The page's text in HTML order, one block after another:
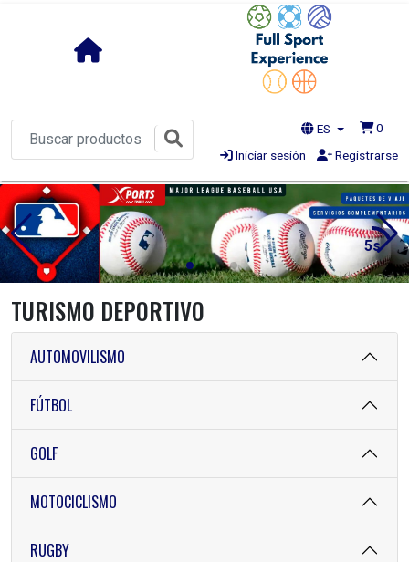
ES
0
Iniciar sesión
Registrarse
3s
TURISMO DEPORTIVO
AUTOMOVILISMO
FÚTBOL
GOLF
MOTOCICLISMO
RUGBY